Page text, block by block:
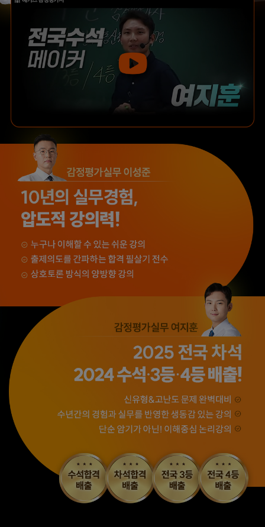
떨어졌는데, 해커스의
올해는 합격하게
되었습니다.
실무 경험을 토대로
설명해 주셔서 실무
과목을 보다 쉽게 배울
수 있었습니다.
합격생 류*운님
해커스 강사분들의
수업의 퀄리티가
타학원들과 비교하여
남다르다고
생각했습니다.
합격생 이*헌님
해커스 박지혜
평가사님께서 매 수업
첨삭해주셔서 도움이
많이 되었습니다.
해커스 선생님이
출제하신 동형모의고사
미쳤어요. 시험장에서
깜짝 놀랐습니다.
합격생 소*진님
타학원과 비교했을 때
강의 퀄리티가 굉장히
좋아 합격했습니다.
합격생 김*호님
자료를 밀도있게
조합하여 풀 수 있는
방법을 알려주십니다.
해커스에서 시작했으면
더 빨리 합격하지
않았을까 생각하고,
주변 분들에게도
해커스에서 하라고
추천합니다.